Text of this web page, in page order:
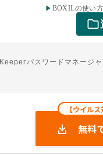
BOXILの使い
Keeperパスワードマネージャ
【ウイル
無料